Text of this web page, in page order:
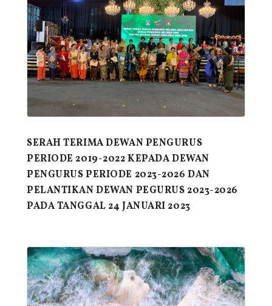
SERAH TERIMA DEWAN PENGURUS
PERIODE 2019-2022 KEPADA DEWAN
PENGURUS PERIODE 2023-2026 DAN
PELANTIKAN DEWAN PEGURUS 2023-2026
PADA TANGGAL 24 JANUARI 2023